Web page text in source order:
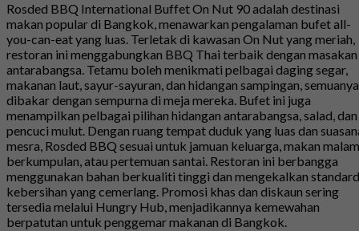
Rosded BBQ International Buffet On Nut 90 adalah destinasi
makan popular di Bangkok, menawarkan pengalaman bufet all-
you-can-eat yang luas. Terletak di kawasan On Nut yang meriah,
restoran ini menggabungkan BBQ Thai terbaik dengan masakan
antarabangsa. Tetamu boleh menikmati pelbagai daging segar,
makanan laut, sayur-sayuran, dan hidangan sampingan, semuanya
dibakar dengan sempurna di meja mereka. Bufet ini juga
menampilkan pelbagai pilihan hidangan antarabangsa, salad, dan
pencuci mulut. Dengan ruang tempat duduk yang luas dan
mesra, Rosded BBQ sesuai untuk jamuan keluarga, makan malam
berkumpulan, atau pertemuan santai. Restoran ini berbangga
menggunakan bahan berkualiti tinggi dan mengekalkan standard
kebersihan yang cemerlang. Promosi khas dan diskaun sering
tersedia melalui Hungry Hub, menjadikannya kemewahan
berpatutan untuk penggemar makanan di Bangkok.